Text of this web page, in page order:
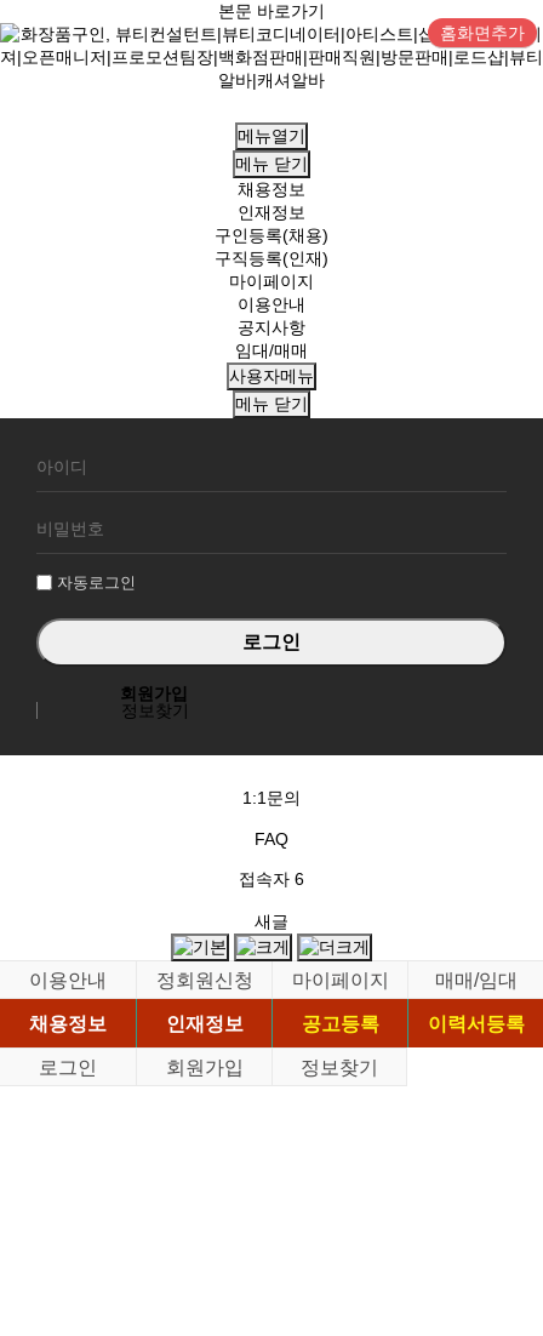
본문 바로가기
홈화면추가
메뉴열기
메뉴 닫기
채용정보
인재정보
구인등록(채용)
구직등록(인재)
마이페이지
이용안내
공지사항
임대/매매
사용자메뉴
메뉴 닫기
원
그
자동로그인
회원가입
정보찾기
1:1문의
FAQ
접속자 6
새글
이용안내 정회원신청 마이페이지
매매/임대
채용정보
인재정보 공고등록
이력서등록
로그인
회원가입 정보찾기